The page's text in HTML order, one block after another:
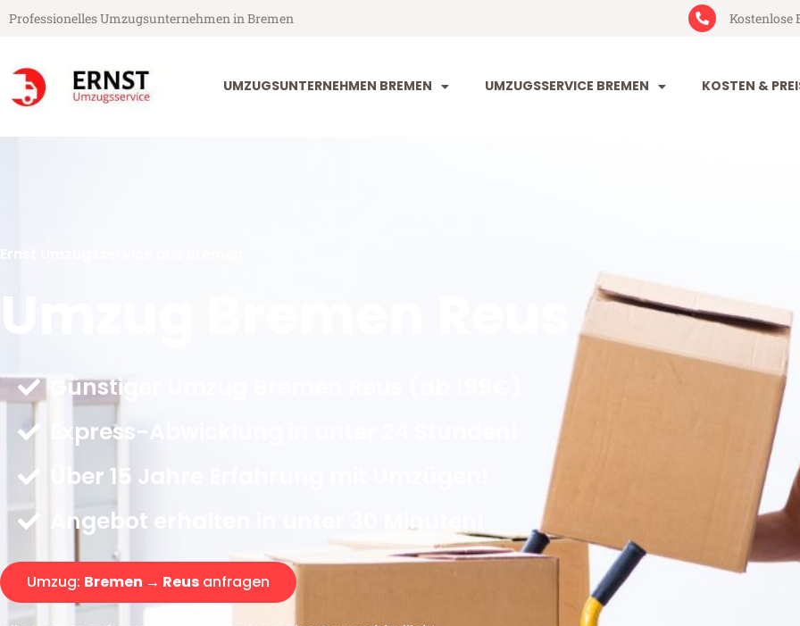
Professionelles Umzugsunternehmen in Bremen Kostenlose
UMZUGSUNTERNEHMEN BREMEN UMZUGSSERVICE BREMEN KOSTEN &
Günstiger Umzug Bremen Reus (ab 199€)
Express-Abwicklung in unter 24 Stunden!
Über 15 Jahre Erfahrung mit Umzügen!
Angebot erhalten in unter 30 Minuten!
Umzug: Bremen → Reus anfragen